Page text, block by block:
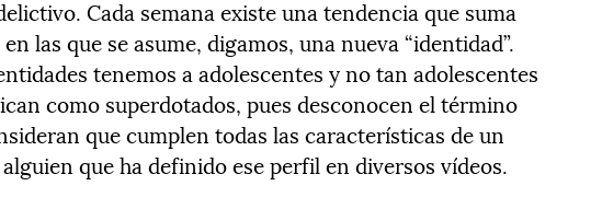
Cada semana existe una tendencia que suma
las que se asume, digamos, una nueva “identidad”.
tenemos a adolescentes y no tan adolescentes
como superdotados, pues desconocen el término
que cumplen todas las características de un
que ha definido ese perfil en diversos vídeos.